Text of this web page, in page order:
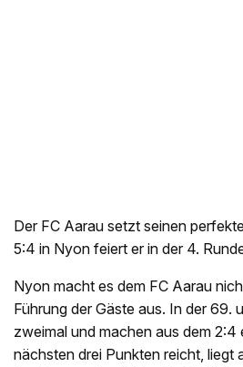
Der FC Aarau setzt seinen
5:4 in Nyon feiert er in der 4.
Nyon macht es dem FC Aarau
Führung der Gäste aus. In der 69.
zweimal und machen aus dem
nächsten drei Punkten reicht, liegt